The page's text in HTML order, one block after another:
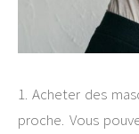
1. Acheter des
proche. Vous